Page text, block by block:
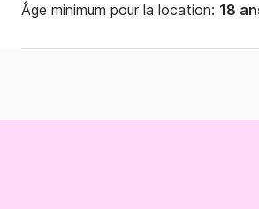
Âge minimum pour la location: 18